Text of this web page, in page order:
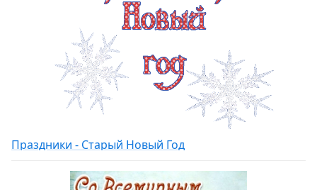
Праздники - Старый Новый Год